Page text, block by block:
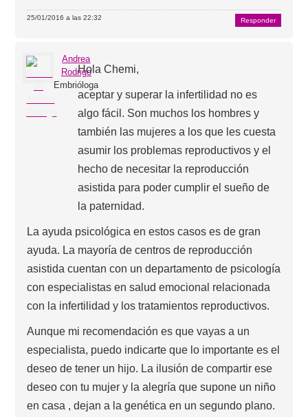
25/01/2016 a las 22:32 Responder
Andrea
Rodrigo
Embrióloga
Hola Chemi,
aceptar y superar la infertilidad no es
algo fácil. Son muchos los hombres y
también las mujeres a los que les cuesta
asumir los problemas reproductivos y el
hecho de necesitar la reproducción
asistida para poder cumplir el sueño de
la paternidad.
La ayuda psicológica en estos casos es de gran
ayuda. La mayoría de centros de reproducción
asistida cuentan con un departamento de psicología
con especialistas en salud emocional relacionada
con la infertilidad y los tratamientos reproductivos.
Aunque mi recomendación es que vayas a un
especialista, puedo indicarte que lo importante es el
deseo de tener un hijo. La ilusión de compartir ese
deseo con tu mujer y la alegría que supone un niño
en casa , dejan a la genética en un segundo plano.